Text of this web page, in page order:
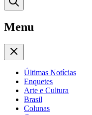
Menu
Últimas Notícias
Enquetes
Arte e Cultura
Brasil
Colunas